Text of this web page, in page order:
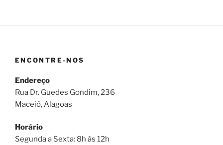
ENCONTRE-NOS
Endereço
Rua Dr. Guedes Gondim, 236
Maceió, Alagoas
Horário
Segunda a Sexta: 8h às 12h